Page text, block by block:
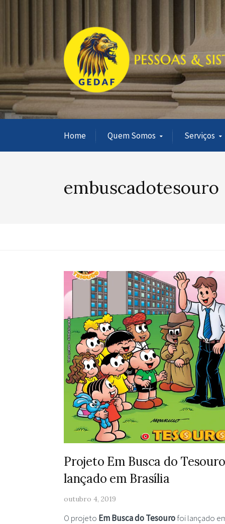
Home Quem Somos Serviços
embuscadotesouro
Projeto Em Busca do
lançado em Brasília
outubro 4, 2019
O projeto Em Busca do Tesourofoi lançado